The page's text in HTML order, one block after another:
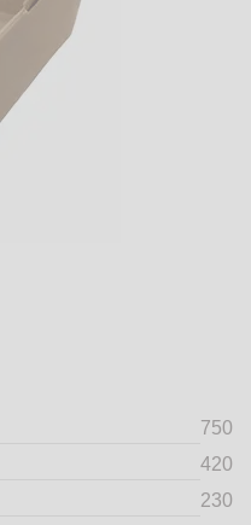
упаковки
Все права защищены,
750
420
230